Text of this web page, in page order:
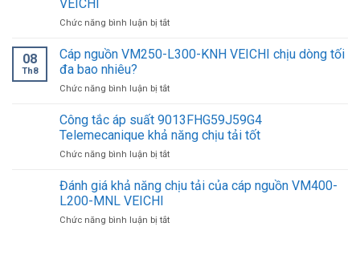
075G/090P-
E3
suất
tải
mạnh
VEICHI
Chức năng bình luận bị tắtở
điểm
của
nguồn
VM150-
KNH
08
Th8
Cáp nguồn VM250-L300-KNH VEICHI chịu dòng tối
đa bao nhiêu?
Chức năng bình luận bị tắtở
nguồn
VM250-
L300-
KNH
chịu
đa
Công tắc áp suất 9013FHG59J59G4
Telemecanique khả năng chịu tải tốt
Chức năng bình luận bị tắtở
tắc
9013FHG59J59G4
Đánh giá khả năng chịu tải của cáp nguồn VM400-
L200-MNL VEICHI
Chức năng bình luận bị tắtở